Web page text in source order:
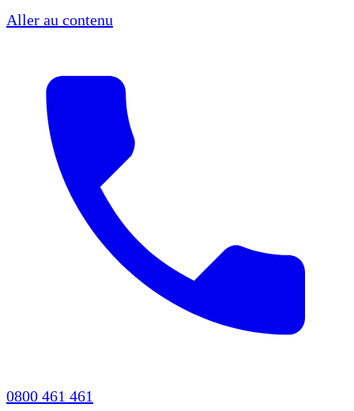
Aller au contenu
0800 461 461